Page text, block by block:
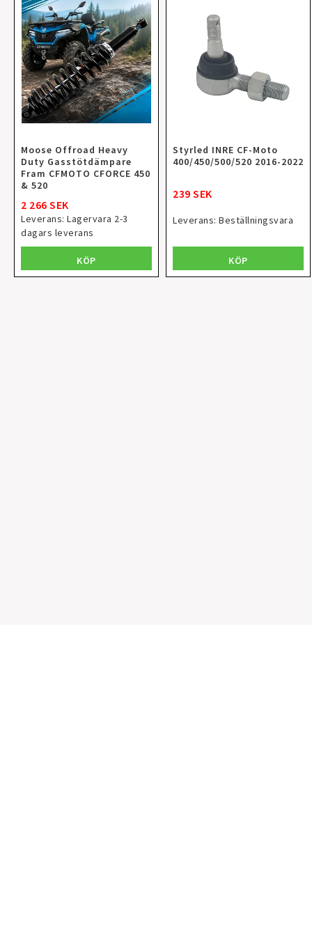
Moose Offroad Heavy
Duty Gasstötdämpare
Fram CFMOTO CFORCE 450
& 520
2 266 SEK
Leverans: Lagervara 2-3
dagars leverans
KÖP
Styrled INRE CF-Moto
400/450/500/520 2016-2022
239 SEK
Leverans:Beställningsvara
KÖP